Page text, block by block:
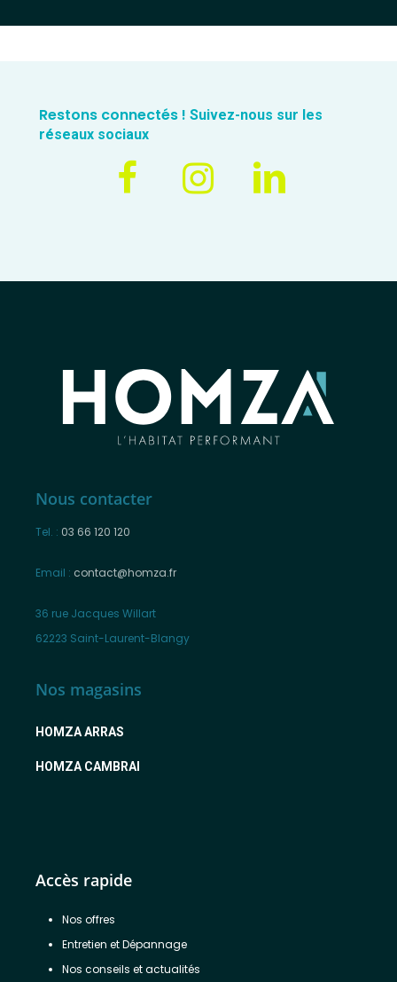
Restons connectés ! Suivez-nous sur les
réseaux sociaux
Nous contacter
Tel. : 03 66 120 120
Email : contact@homza.fr
36 rue Jacques Willart
62223 Saint-Laurent-Blangy
Nos magasins
HOMZA ARRAS
HOMZA CAMBRAI
Accès rapide
Nos offres
Entretien et Dépannage
Nos conseils et actualités